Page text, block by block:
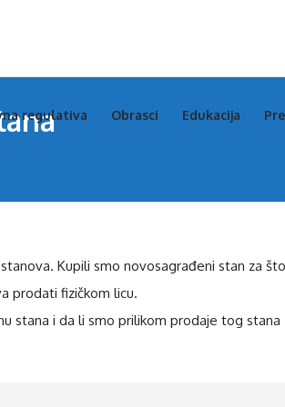
regulativa Obrasci Edukacija
Kupili smo novosagrađeni stan za
prodati fizičkom licu.
stana i da li smo prilikom prodaje tog stana